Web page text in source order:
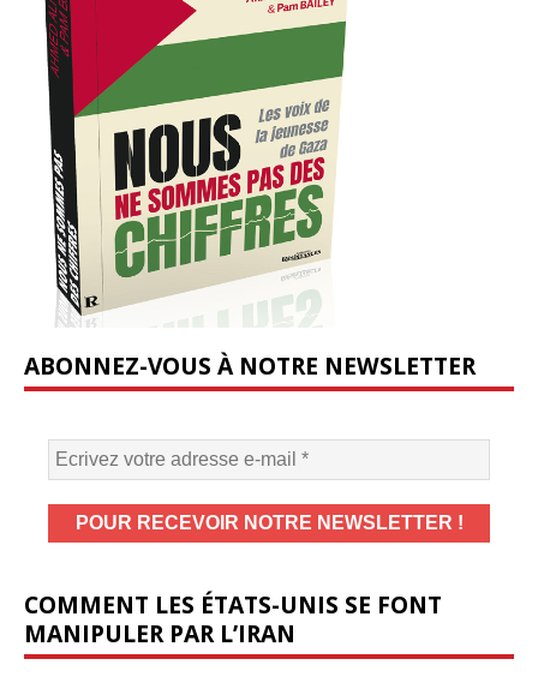
ABONNEZ-VOUS À NOTRE NEWSLETTER
COMMENT LES ÉTATS-UNIS SE FONT
MANIPULER PAR L’IRAN